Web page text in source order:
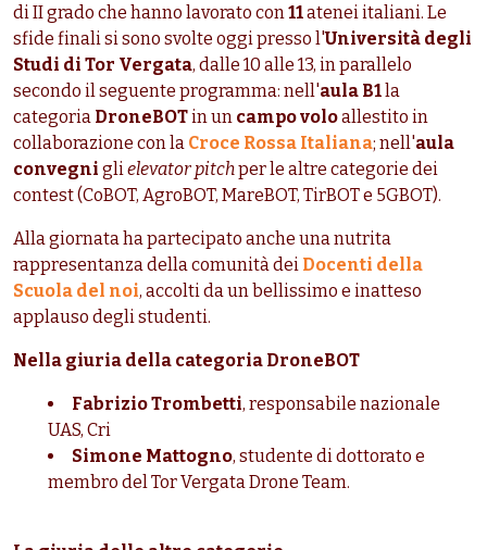
di II grado che hanno lavorato con11atenei italiani. Le
sfide finali si sono svolte oggi presso l'Università degli
Studi di Tor Vergata, dalle 10 alle 13, in parallelo
secondo il seguente programma: nell'aula B1la
categoria DroneBOTin un campo voloallestito in
collaborazione con la Croce Rossa Italiana; nell'aula
convegni glielevator pitchper le altre categorie dei
contest (CoBOT, AgroBOT, MareBOT, TirBOT e 5GBOT).
Alla giornata ha partecipato anche una nutrita
rappresentanza della comunità dei Docenti della
Scuola del noi, accolti da un bellissimo e inatteso
applauso degli studenti.
Nella giuria della categoria DroneBOT
Fabrizio Trombetti, responsabile nazionale
UAS, Cri
Simone Mattogno, studente di dottorato e
membro del Tor Vergata Drone Team.